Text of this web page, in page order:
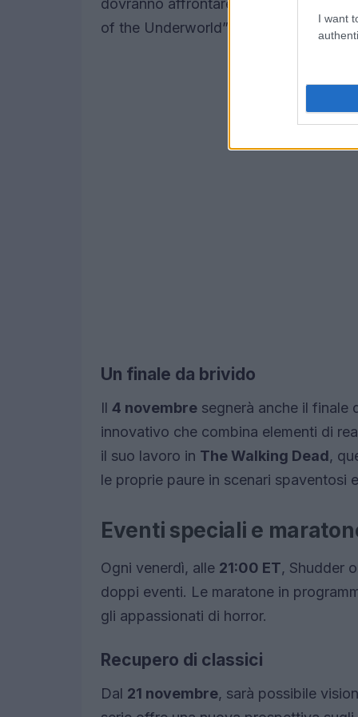
I want
dovranno affrontare prove di
of the Underworld” e un premio di
Un finale da brivido
Il 4 novembre segnerà anche il finale
innovativo che combina elementi di
il suo lavoro in The Walking Dead,
le proprie paure in scenari spaventosi
Eventi speciali e
Ogni venerdì, alle 21:00 ET, Shudder
doppi eventi. Le maratone in
gli appassionati di horror.
Recupero di classici
Dal 21 novembre, sarà possibile